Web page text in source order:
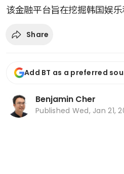
该金融平台旨在挖掘韩国娱
Share
Add BT as a preferred
Benjamin Cher
Published Wed, Jan 21,